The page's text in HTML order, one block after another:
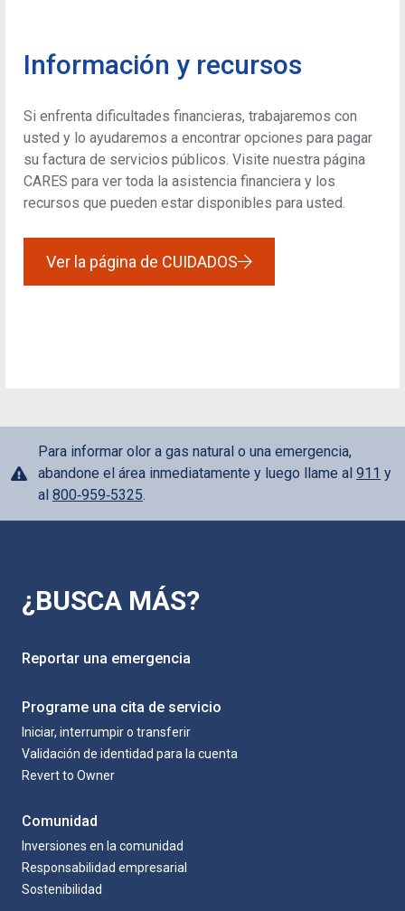
Información y recursos
Si enfrenta dificultades financieras, trabajaremos con
usted y lo ayudaremos a encontrar opciones para pagar
su factura de servicios públicos. Visite nuestra página
CARES para ver toda la asistencia financiera y los
recursos que pueden estar disponibles para usted.
Ver la página de CUIDADOS
Para informar olor a gas natural o una emergencia,
abandone el área inmediatamente y luego llame al 911 y
al 800‑959‑5325.
¿BUSCA MÁS?
Reportar una emergencia
Programe una cita de servicio
Iniciar, interrumpir o transferir
Validación de identidad para la cuenta
Revert to Owner
Comunidad
Inversiones en la comunidad
Responsabilidad empresarial
Sostenibilidad